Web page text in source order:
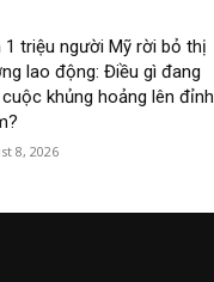
1 triệu người Mỹ rời bỏ thị
lao động: Điều gì đang
khủng hoảng lên đỉnh
8, 2026